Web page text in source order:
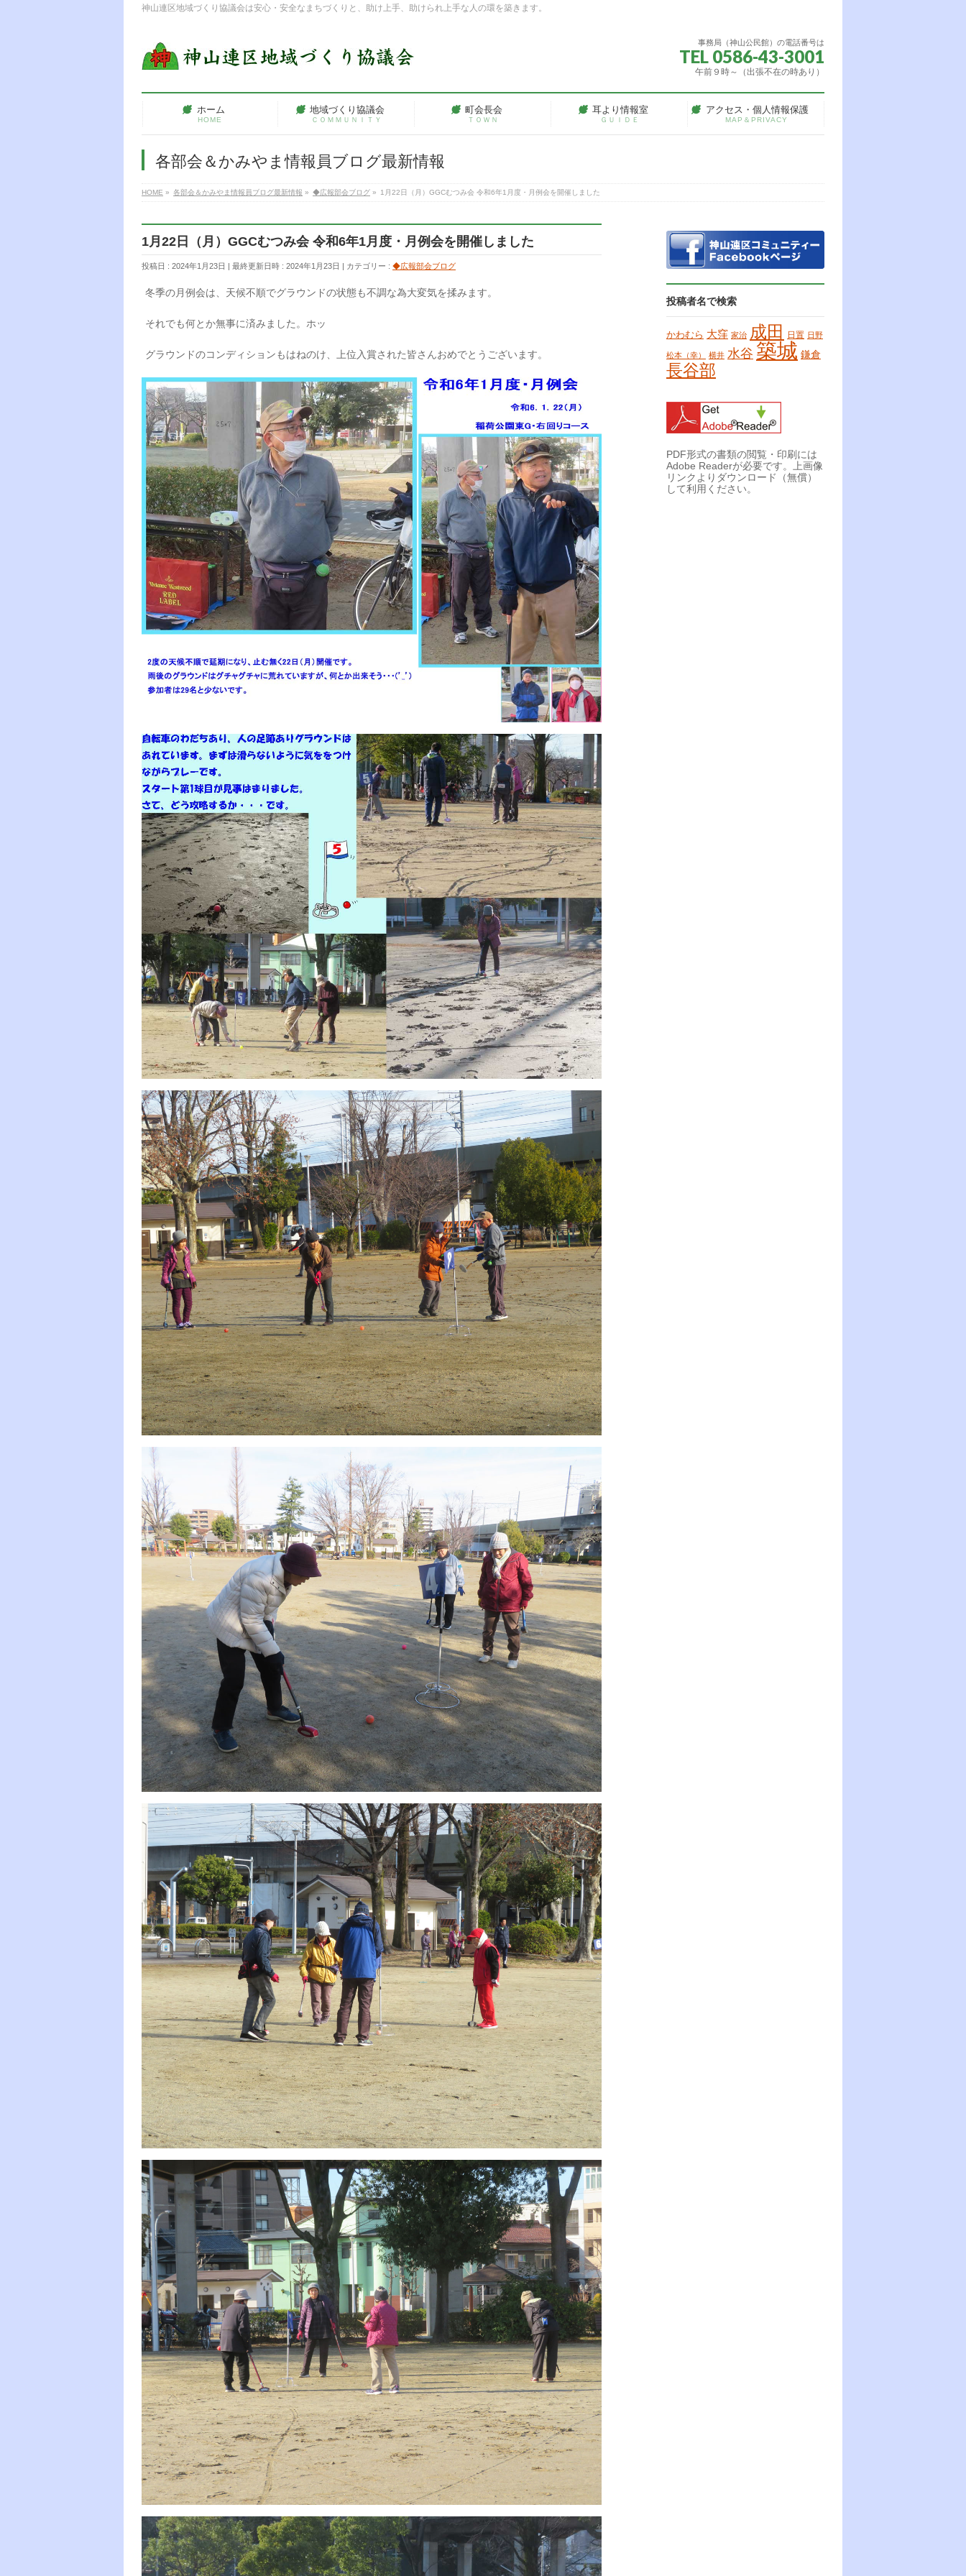
神山連区地域づくり協議会は安心・安全なまちづくりと、助け上手、助けられ上手な人の環を築きます。
事務局（神山公民館）の電話番号は
TEL 0586-43-3001
午前９時～（出張不在の時あり）
ホーム
HOME
地域づくり協議会
ＣＯＭＭＵＮＩＴＹ
町会長会
ＴＯＷＮ
耳より情報室
ＧＵＩＤＥ
アクセス・個人情報保護
MAP＆PRIVACY
各部会＆かみやま情報員ブログ最新情報
HOME » 各部会＆かみやま情報員ブログ最新情報 » ◆広報部会ブログ » 1月22日（月）GGCむつみ会 令和6年1月度・月例会を開催しました
1月22日（月）GGCむつみ会 令和6年1月度・月例会を開催しました
投稿日 : 2024年1月23日 最終更新日時 : 2024年1月23日 カテゴリー : ◆広報部会ブログ
冬季の月例会は、天候不順でグラウンドの状態も不調な為大変気を揉みます。
それでも何とか無事に済みました。ホッ
グラウンドのコンディションもはねのけ、上位入賞された皆さんおめでとうございます。
投稿者名で検索
かわむら 大窪 家治 成田 日置 日野
松本（幸） 横井 水谷 築城 鎌倉
長谷部
PDF形式の書類の閲覧・印刷には
Adobe Readerが必要です。上画像
リンクよりダウンロード（無償）
して利用ください。